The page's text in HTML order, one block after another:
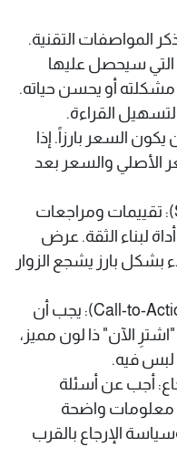
المواصفات التقنية.
التي سيحصل عليها
أو يحسن حياته.
القراءة.
السعر بارزاً. إذا
الأصلي والسعر بعد
دليل اجتماعي (Social Proof): تقييمات ومراجعات
لبناء الثقة. عرض
بشكل بارز يشجع الزوار
دعوة واضحة لاتخاذ إجراء (Call-to-Action): يجب أن
الآن" ذا لون مميز،
فيه.
أجب عن أسئلة
معلومات واضحة
الإرجاع بالقرب